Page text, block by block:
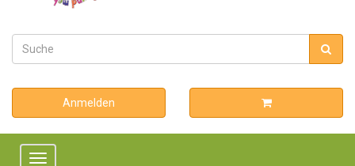
Anmelden
Toggle